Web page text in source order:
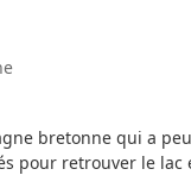
bretonne qui a
pour retrouver le lac